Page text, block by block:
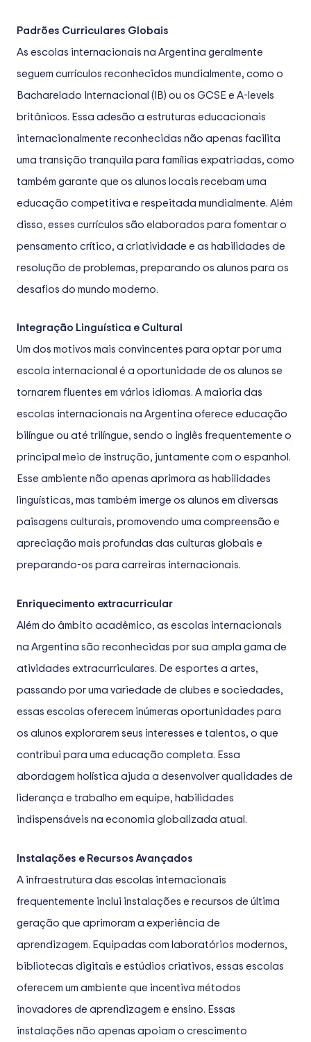
Padrões Curriculares Globais
As escolas internacionais na Argentina geralmente
seguem currículos reconhecidos mundialmente, como o
Bacharelado Internacional (IB) ou os GCSE e A-levels
britânicos. Essa adesão a estruturas educacionais
internacionalmente reconhecidas não apenas facilita
uma transição tranquila para famílias expatriadas, como
também garante que os alunos locais recebam uma
educação competitiva e respeitada mundialmente. Além
disso, esses currículos são elaborados para fomentar o
pensamento crítico, a criatividade e as habilidades de
resolução de problemas, preparando os alunos para os
desafios do mundo moderno.
Integração Linguística e Cultural
Um dos motivos mais convincentes para optar por uma
escola internacional é a oportunidade de os alunos se
tornarem fluentes em vários idiomas. A maioria das
escolas internacionais na Argentina oferece educação
bilíngue ou até trilíngue, sendo o inglês frequentemente o
principal meio de instrução, juntamente com o espanhol.
Esse ambiente não apenas aprimora as habilidades
linguísticas, mas também imerge os alunos em diversas
paisagens culturais, promovendo uma compreensão e
apreciação mais profundas das culturas globais e
preparando-os para carreiras internacionais.
Enriquecimento extracurricular
Além do âmbito acadêmico, as escolas internacionais
na Argentina são reconhecidas por sua ampla gama de
atividades extracurriculares. De esportes a artes,
passando por uma variedade de clubes e sociedades,
essas escolas oferecem inúmeras oportunidades para
os alunos explorarem seus interesses e talentos, o que
contribui para uma educação completa. Essa
abordagem holística ajuda a desenvolver qualidades de
liderança e trabalho em equipe, habilidades
indispensáveis na economia globalizada atual.
Instalações e Recursos Avançados
A infraestrutura das escolas internacionais
frequentemente inclui instalações e recursos de última
geração que aprimoram a experiência de
aprendizagem. Equipadas com laboratórios modernos,
bibliotecas digitais e estúdios criativos, essas escolas
oferecem um ambiente que incentiva métodos
inovadores de aprendizagem e ensino. Essas
instalações não apenas apoiam o crescimento